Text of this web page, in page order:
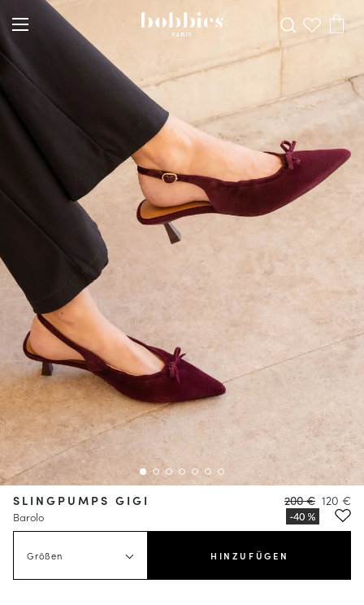
SLINGPUMPS GIGI
Barolo
200 € 120 €
Größen HINZUFÜGEN